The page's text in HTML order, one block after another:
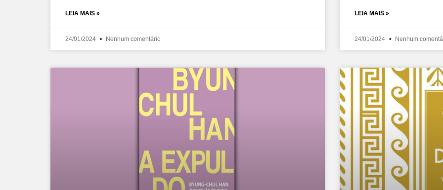
LEIA MAIS »
24/01/2024 Nenhum comentário
LEIA MAIS »
24/01/2024 Nenhum